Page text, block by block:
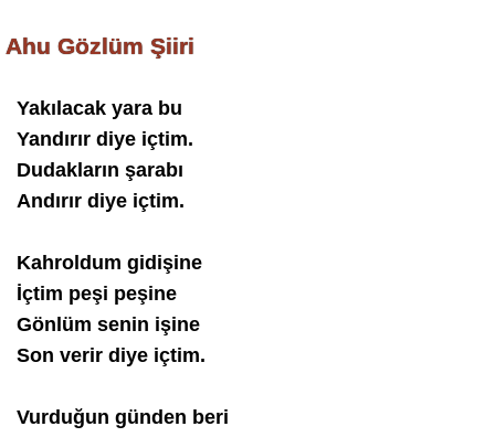
Ahu Gözlüm Şiiri
Yakılacak yara bu
Yandırır diye içtim.
Dudakların şarabı
Andırır diye içtim.
Kahroldum gidişine
İçtim peşi peşine
Gönlüm senin işine
Son verir diye içtim.
Vurduğun günden beri